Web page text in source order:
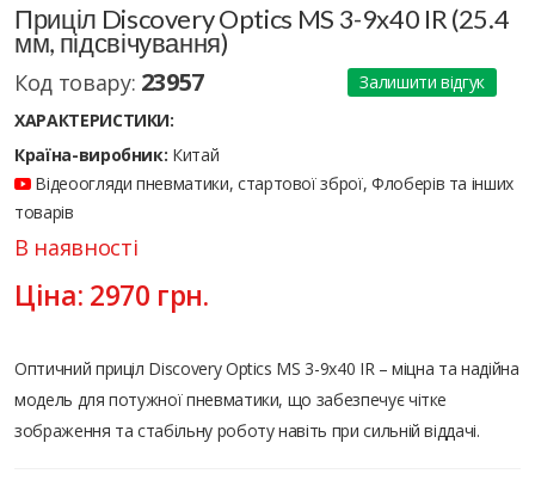
Приціл Discovery Optics MS 3-9x40 IR (25.4
мм, підсвічування)
Код товару: 23957
Залишити відгук
ХАРАКТЕРИСТИКИ:
Країна-виробник: Китай
Відеоогляди пневматики, стартової зброї, Флоберів та інших
товарів
В наявності
Ціна: 2970 грн.
Оптичний приціл Discovery Optics MS 3-9x40 IR – міцна та надійна
модель для потужної пневматики, що забезпечує чітке
зображення та стабільну роботу навіть при сильній віддачі.